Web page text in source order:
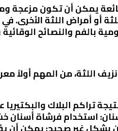
يمكن أن تكون مزعجة
أو أمراض اللثة الأخرى.
بالفم والنصائح
اللثة، من المهم أولاً
تراكم البلاك
: استخدام فرشاة أسنان